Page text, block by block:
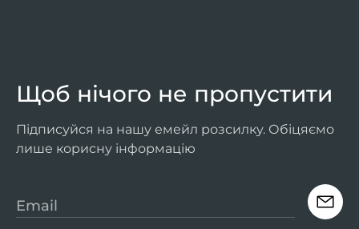
Щоб нічого не пропустити
Підписуйся на нашу емейл розсилку. Обіцяємо
лише корисну інформацію